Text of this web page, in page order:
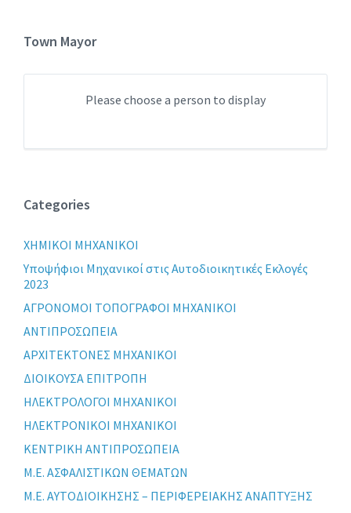
Town Mayor
Please choose a person to display
Categories
XHMIKOI MHXANIKOI
Yποψήφιοι Μηχανικοί στις Αυτοδιοικητικές Εκλογές
2023
ΑΓΡΟΝΟΜΟΙ ΤΟΠΟΓΡΑΦΟΙ ΜΗΧΑΝΙΚΟΙ
ΑΝΤΙΠΡΟΣΩΠΕΙΑ
ΑΡΧΙΤΕΚΤΟΝΕΣ ΜΗΧΑΝΙΚΟΙ
ΔΙΟΙΚΟΥΣΑ ΕΠΙΤΡΟΠΗ
ΗΛΕΚΤΡΟΛΟΓΟΙ ΜΗΧΑΝΙΚΟΙ
ΗΛΕΚΤΡΟΝΙΚΟΙ ΜΗΧΑΝΙΚΟΙ
ΚΕΝΤΡΙΚΗ ΑΝΤΙΠΡΟΣΩΠΕΙΑ
Μ.Ε. ΑΣΦΑΛΙΣΤΙΚΩΝ ΘΕΜΑΤΩΝ
Μ.Ε. ΑΥΤΟΔΙΟΙΚΗΣΗΣ – ΠΕΡΙΦΕΡΕΙΑΚΗΣ ΑΝΑΠΤΥΞΗΣ